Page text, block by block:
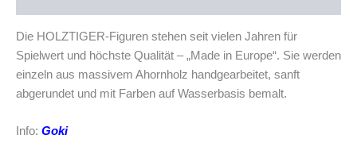
Die HOLZTIGER-Figuren stehen seit vielen Jahren für
Spielwert und höchste Qualität – „Made in Europe“. Sie werden
einzeln aus massivem Ahornholz handgearbeitet, sanft
abgerundet und mit Farben auf Wasserbasis bemalt.
Info: Goki